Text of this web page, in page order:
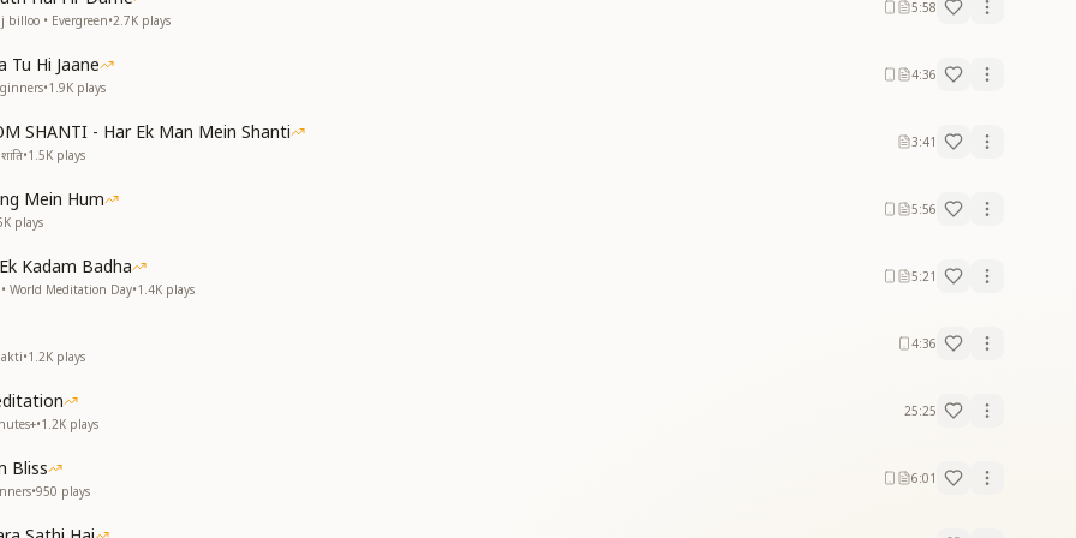
love…
of the Lord,
His arms…
and mercy,
in His affection…
of the Lord,
of the Lord,
the Lord.
billoo • Evergreen•2.7K plays
5:58
Tu Hi Jaane
•1.9K plays
4:36
SHANTI - Har Ek Man Mein Shanti
•1.5K plays
3:41
Mein Hum
plays
5:56
Kadam Badha
World Meditation Day•1.4K plays
5:21
•1.2K plays
4:36
•1.2K plays
25:25
Bliss
•950 plays
6:01